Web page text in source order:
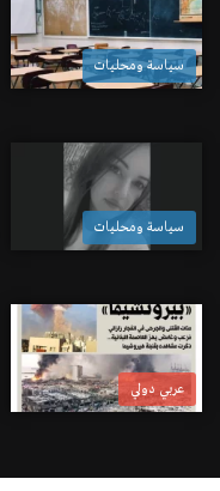
سياسة ومحليات
سياسة ومحليات
عربي دولي